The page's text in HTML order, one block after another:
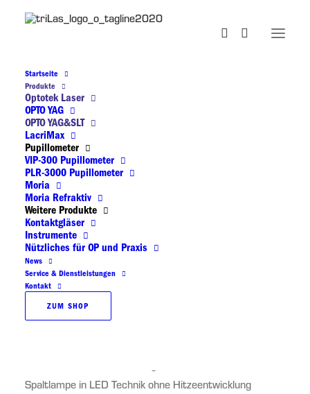
Startseite
Produkte
Optotek Laser
OPTO YAG
OPTO YAG&SLT
LacriMax
Pupillometer
VIP-300 Pupillometer
PLR-3000 Pupillometer
Moria
Moria Refraktiv
Weitere Produkte
Kontaktgläser
Instrumente
Nützliches für OP und Praxis
News
Service & Dienstleistungen
Kontakt
ZUM SHOP
OPTO YAG&SLT Kombilaser
DerOPTOYAG&SLT M Kombilaser
Leistungen des OPTO YAG und des SLT Lasers in einem
kompakten Gerät.
Kompakte Bauform
Spaltlampe in LED Technik ohne Hitzeentwicklung